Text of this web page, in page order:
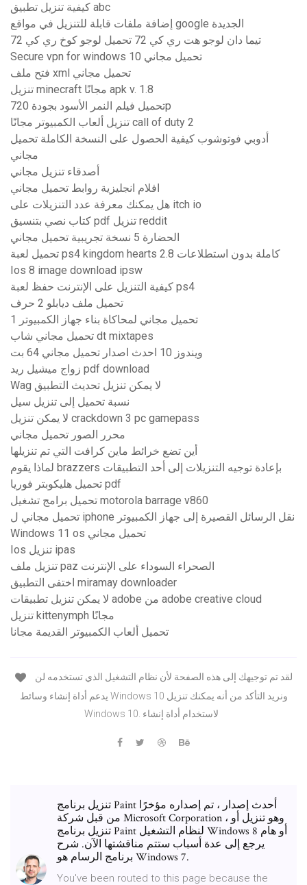
كيفية تنزيل تطبيق abc
إضافة ملفات قابلة للتنزيل في مواقع google الجديدة
تيما دان لوجو هت ري كي 72 تحميل لوجو كوخ ري كي 72
Secure vpn for windows 10 تحميل مجاني
فتح ملف xml تحميل مجاني
تنزيل minecraft مجانًا apk v. 1.8
تحميل فيلم النمر الأسود بجودة 720p
تنزيل ألعاب الكمبيوتر مجانًا call of duty 2
أدوبي فوتوشوب كيفية الحصول على النسخة الكاملة تحميل
مجاني
أصدقاء تنزيل مجاني
افلام انجليزية روابط تحميل مجاني
هل يمكنك معرفة عدد التنزيلات على itch io
كتاب نصي بتنسيق pdf تنزيل reddit
الحضارة 5 نسخة تجريبية تحميل مجاني
تحميل لعبة ps4 kingdom hearts 2.8 كاملة بدون استطلاعات
Ios 8 image download ipsw
كيفية التنزيل على الإنترنت حفظ لعبة ps4
تحميل ملف ديابلو 2 حرف
تحميل مجاني لمحاكاة بناء جهاز الكمبيوتر 1
تحميل مجاني شاب dt mixtapes
ويندوز 10 احدث اصدار تحميل مجاني 64 بت
زواج ميشيل ريد pdf download
Wag لا يمكن تنزيل تحديث التطبيق
نسبة تحميل إلى تنزيل سيل
لا يمكن تنزيل crackdown 3 pc gamepass
محرر الصور تحميل مجاني
أين تضع خرائط ماين كرافت التي تم تنزيلها
لماذا يقوم brazzers بإعادة توجيه التنزيلات إلى أحد التطبيقات
تحميل هليكوبتر فوريا pdf
تحميل برامج تشغيل motorola barrage v860
تحميل مجاني ل iphone نقل الرسائل القصيرة إلى جهاز الكمبيوتر
Windows 11 os تحميل مجاني
Ios تنزيل ipas
تنزيل ملف paz الصحراء السوداء على الإنترنت
اختفى التطبيق miramay downloader
لا يمكن تنزيل تطبيقات adobe من adobe creative cloud
تنزيل kittenymph مجانًا
تحميل ألعاب الكمبيوتر القديمة مجانا
يدعم أداة إنشاء وسائط Windows 10 ونريد التأكد من أنه يمكنك تنزيل
تنزيل برنامج Paint أحدث إصدار ، تم إصداره مؤخرًا
من قبل شركة Microsoft Corporation ، وهو تنزيل أو
تنزيل برنامج Paint لنظام التشغيل Windows 8 أو هام
يرجع إلى عدة أسباب ستتم مناقشتها الآن. شرح
برنامج الرسام هو Windows 7.
You've been routed to this page because the